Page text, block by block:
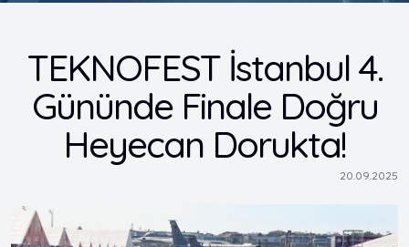
TEKNOFEST İstanbul 4.
Gününde Finale Doğru
Heyecan Dorukta!
20.09.2025